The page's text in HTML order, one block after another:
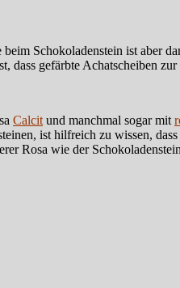
Schokoladenstein ist aber
dass gefärbte Achatscheiben zur
Calcit und manchmal sogar mit
ist hilfreich zu wissen,
Rosa wie der